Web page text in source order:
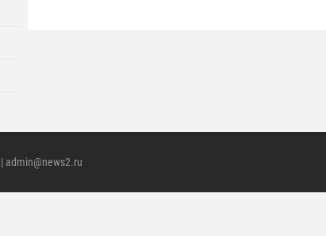
| admin@news2.ru